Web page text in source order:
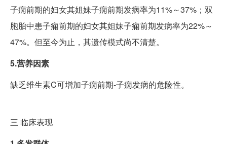
子痫前期的妇女其姐妹子痫前期发病率为11%～37%；双
胞胎中患子痫前期的妇女其姐妹子痫前期发病率为22%～
47%。但至今为止，其遗传模式尚不清楚。
5.营养因素
缺乏维生素C可增加子痫前期-子痫发病的危险性。
三 临床表现